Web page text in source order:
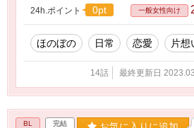
24h.ポイント 0pt 一般女性向け
ほのぼの 日常 恋愛 片想
14話 最終更新日
BL 完結